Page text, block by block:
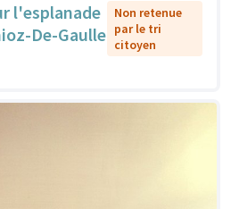
l'esplanade
De-Gaulle
Non retenue
par le tri
citoyen